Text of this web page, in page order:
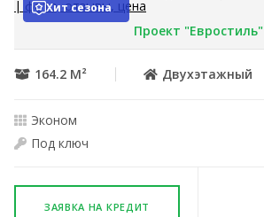
Хит сезона
Проект "Евростиль"
164.2 М² Двухэтажный
Эконом
Под ключ
ЗАЯВКА НА КРЕДИТ